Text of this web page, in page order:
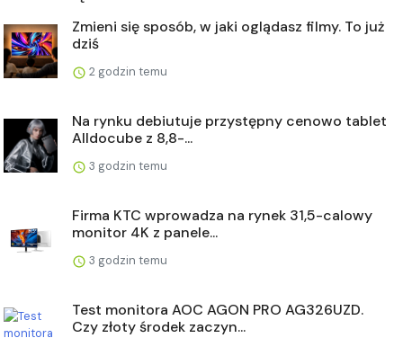
Zmieni się sposób, w jaki oglądasz filmy. To już
dziś
2 godzin temu
Na rynku debiutuje przystępny cenowo tablet
Alldocube z 8,8-...
3 godzin temu
Firma KTC wprowadza na rynek 31,5-calowy
monitor 4K z panele...
3 godzin temu
Test monitora AOC AGON PRO AG326UZD.
Czy złoty środek zaczyn...